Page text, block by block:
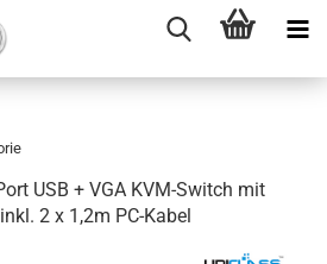
USB + VGA KVM-Switch mit
2 x 1,2m PC-Kabel